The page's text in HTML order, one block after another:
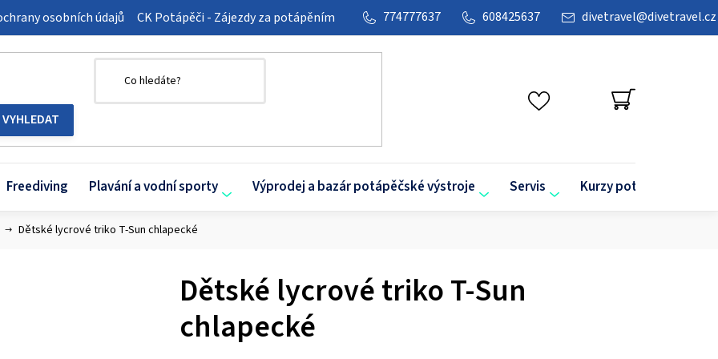
osobních údajů CK Potápěči - Zájezdy za potápěním divetravel@divetravel.cz
608425637
774777637
NÁKUPNÍ
KOŠÍK
Freediving Plavání a vodní sporty Výprodej a bazár potápěčské výstroje Servis Kurzy potápění
Dětské lycrové triko T-Sun chlapecké
Dětské lycrové triko T-Sun
chlapecké